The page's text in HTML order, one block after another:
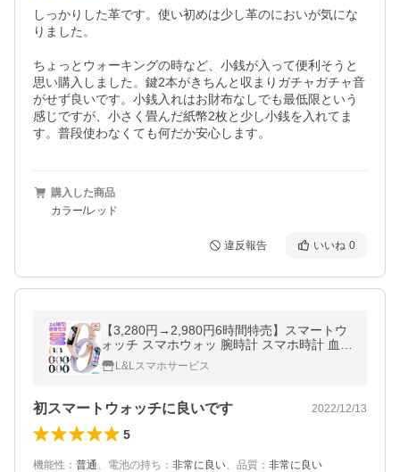
しっかりした革です。使い初めは少し革のにおいが気にな
りました。
ちょっとウォーキングの時など、小銭が入って便利そうと
思い購入しました。鍵2本がきちんと収まりガチャガチャ音
がせず良いです。小銭入れはお財布なしでも最低限という
感じですが、小さく畳んだ紙幣2枚と少し小銭を入れてま
す。普段使わなくても何だか安心します。
購入した商品
カラー/レッド
違反報告 いいね 0
【3,280円→2,980円6時間特売】スマートウ
ォッチ スマホウォッ 腕時計 スマホ時計 血中
酸素 健康管理 睡眠検測 心拍数 着信通知 生
理周期日本語 爆買
L&Lスマホサービス
初スマートウォッチに良いです 2022/12/13
5
機能性 ： 普通、 電池の持ち ： 非常に良い、 品質 ： 非常に良い